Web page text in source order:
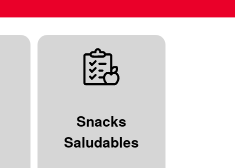
Snacks
Saludables